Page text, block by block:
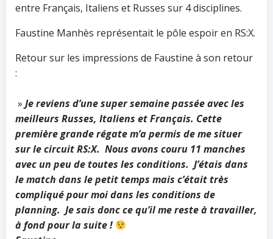
entre Français, Italiens et Russes sur 4 disciplines.
Faustine Manhès représentait le pôle espoir en RS:X.
Retour sur les impressions de Faustine à son retour
:
» Je reviens d’une super semaine passée avec les
meilleurs Russes, Italiens et Français. Cette
première grande régate m’a permis de me situer
sur le circuit RS:X. Nous avons couru 11 manches
avec un peu de toutes les conditions. J’étais dans
le match dans le petit temps mais c’était très
compliqué pour moi dans les conditions de
planning. Je sais donc ce qu’il me reste à travailler,
à fond pour la suite !